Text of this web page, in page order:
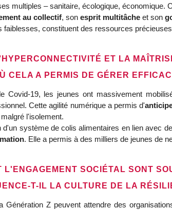
multiples – sanitaire, écologique,
au collectif, son esprit multitâche et son
faiblesses, constituent des ressources
ET LA
CELA A PERMIS DE GÉRER
Covid-19, les jeunes ont massivement
Cette agilité numérique a permis d'
l'isolement.
d'un système de colis alimentaires en lien avec
. Elle a permis à des milliers de jeunes de
L'ENGAGEMENT SOCIÉTAL SONT
T-IL LA CULTURE DE LA
Génération Z peuvent attendre des